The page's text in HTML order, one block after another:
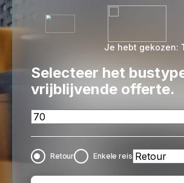
Je hebt gekozen:
Selecteer het
vrijblijvende offerte.
Retour Enkele reis